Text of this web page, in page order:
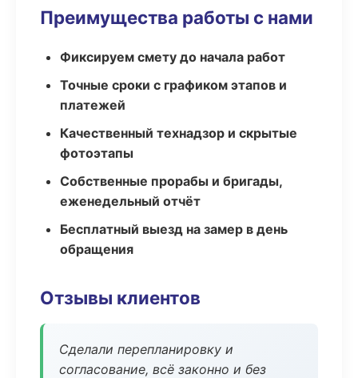
Преимущества работы с нами
Фиксируем смету до начала работ
Точные сроки с графиком этапов и
платежей
Качественный технадзор и скрытые
фотоэтапы
Собственные прорабы и бригады,
еженедельный отчёт
Бесплатный выезд на замер в день
обращения
Отзывы клиентов
Сделали перепланировку и
согласование, всё законно и без